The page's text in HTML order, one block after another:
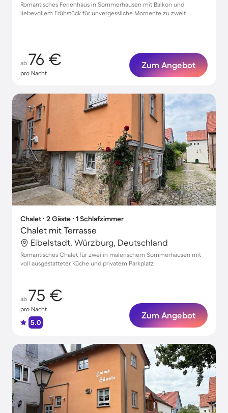
Romantisches Ferienhaus in Sommerhausen mit Balkon und
liebevollem Frühstück für unvergessliche Momente zu zweit
ab 76 €
pro Nacht
Zum Angebot
Chalet ∙ 2 Gäste ∙ 1 Schlafzimmer
Chalet mit Terrasse
Eibelstadt, Würzburg, Deutschland
Romantisches Chalet für zwei in malerischem Sommerhausen mit
voll ausgestatteter Küche und privatem Parkplatz
ab 75 €
pro Nacht
5.0
Zum Angebot